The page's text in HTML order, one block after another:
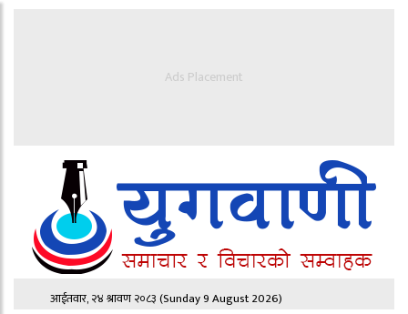
Ads Placement
आईतवार, २४ श्रावण २०८३(Sunday 9 August 2026)